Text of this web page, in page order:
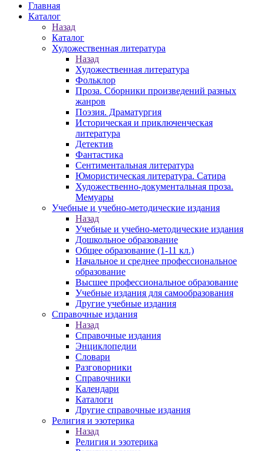
Главная
Каталог
Назад
Каталог
Художественная литература
Назад
Художественная литература
Фольклор
Проза. Сборники произведений разных
жанров
Поэзия. Драматургия
Историческая и приключенческая
литература
Детектив
Фантастика
Сентиментальная литература
Юмористическая литература. Сатира
Художественно-документальная проза.
Мемуары
Учебные и учебно-методические издания
Назад
Учебные и учебно-методические издания
Дошкольное образование
Общее образование (1-11 кл.)
Начальное и среднее профессиональное
образование
Высшее профессиональное образование
Учебные издания для самообразования
Другие учебные издания
Справочные издания
Назад
Справочные издания
Энциклопедии
Словари
Разговорники
Справочники
Календари
Каталоги
Другие справочные издания
Религия и эзотерика
Назад
Религия и эзотерика